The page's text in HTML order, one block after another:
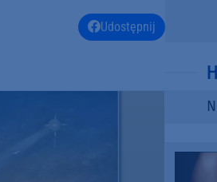
Udostępnij